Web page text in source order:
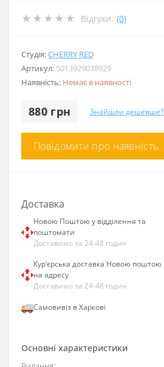
Відгуки: (0)
Студія:CHERRY RED
Артикул: 5013929038929
Наявність: Немає в наявності
880 грн Знайшли дешевше?
Повідомити про наявність
Основні характеристики
Доставка
Новою Поштою у відділення та
поштомати
Доставимо за 24-48 годин
Кур'єрська доставка Новою поштою
на адресу
Доставимо за 24-48 годин
Самовивіз в Харкові